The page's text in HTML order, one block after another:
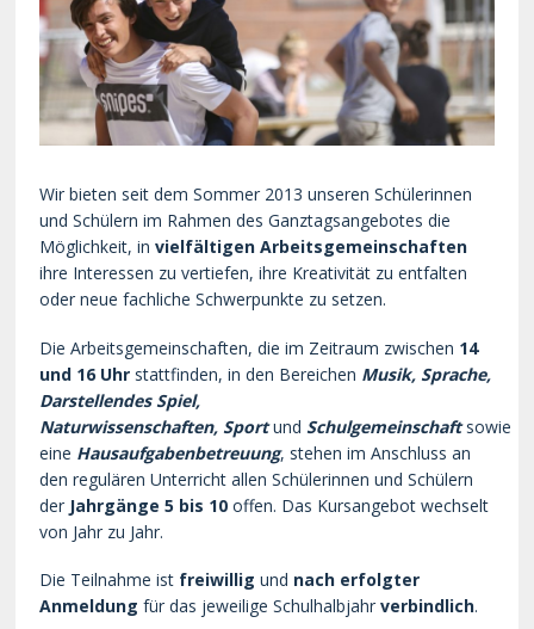
Wir bieten seit dem Sommer 2013 unseren Schülerinnen
und Schülern im Rahmen des Ganztagsangebotes die
Möglichkeit, invielfältigen Arbeitsgemeinschaften
ihre Interessen zu vertiefen, ihre Kreativität zu entfalten
oder neue fachliche Schwerpunkte zu setzen.
Die Arbeitsgemeinschaften, die im Zeitraum zwischen 14
und 16 Uhr stattfinden, in den Bereichen Musik, Sprache,
Darstellendes Spiel,
Naturwissenschaften, Sportund Schulgemeinschaftsowie
eine Hausaufgabenbetreuung, stehen im Anschluss an
den regulären Unterricht allen Schülerinnen und Schülern
der Jahrgänge 5 bis 10offen. Das Kursangebot wechselt
von Jahr zu Jahr.
Die Teilnahme ist freiwillig und nach erfolgter
Anmeldung für das jeweilige Schulhalbjahrverbindlich.